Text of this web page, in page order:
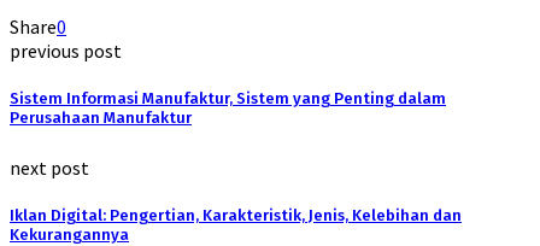
Share0
previous post
Sistem Informasi Manufaktur, Sistem yang Penting dalam
Perusahaan Manufaktur
next post
Iklan Digital: Pengertian, Karakteristik, Jenis, Kelebihan dan
Kekurangannya